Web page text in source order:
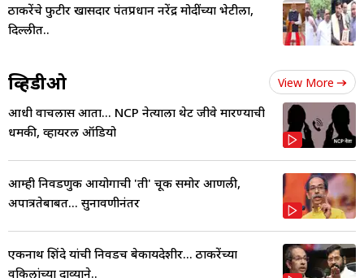
ठाकरेंचे फुटीर खासदार पंतप्रधान नरेंद्र मोदींच्या भेटीला,
दिल्लीत..
व्हिडीओ View More
आधी वाचलास आता... NCP नेत्याला थेट जीवे मारण्याची
धमकी, व्हायरल ऑडियो
आम्ही निवडणुक आयोगाची 'ती' चूक समोर आणली,
अपात्रतेबाबत... सुनावणीनंतर
एकनाथ शिंदे यांची निवडच बेकायदेशीर... ठाकरेंच्या
वकिलांच्या दाव्याने..